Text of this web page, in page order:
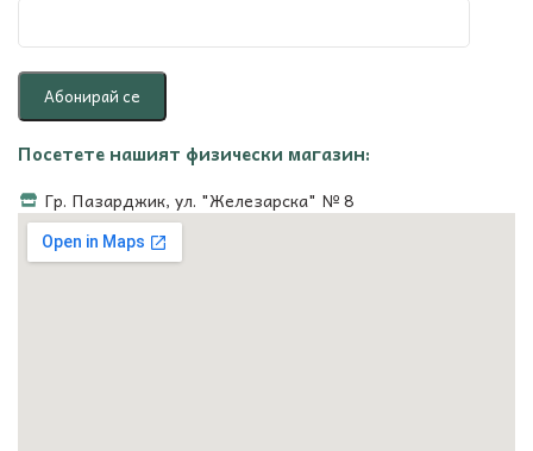
Посетете нашият физически магазин:
Гр. Пазарджик, ул. "Железарска" № 8